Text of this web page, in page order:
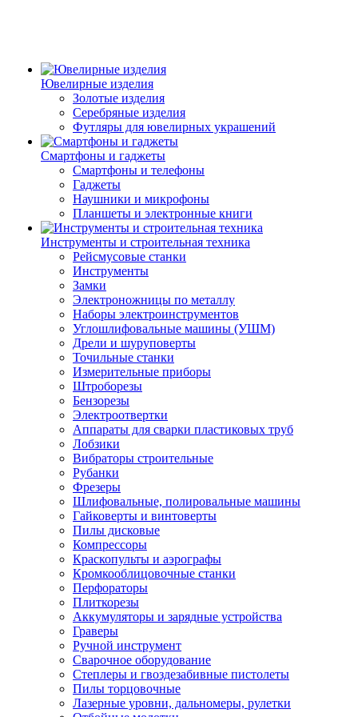
Ювелирные изделия
Золотые изделия
Серебряные изделия
Футляры для ювелирных украшений
Смартфоны и гаджеты
Смартфоны и телефоны
Гаджеты
Наушники и микрофоны
Планшеты и электронные книги
Инструменты и строительная техника
Рейсмусовые станки
Инструменты
Замки
Электроножницы по металлу
Наборы электроинструментов
Углошлифовальные машины (УШМ)
Дрели и шуруповерты
Точильные станки
Измерительные приборы
Штроборезы
Бензорезы
Электроотвертки
Аппараты для сварки пластиковых труб
Лобзики
Вибраторы строительные
Рубанки
Фрезеры
Шлифовальные, полировальные машины
Гайковерты и винтоверты
Пилы дисковые
Компрессоры
Краскопульты и аэрографы
Кромкооблицовочные станки
Перфораторы
Плиткорезы
Аккумуляторы и зарядные устройства
Граверы
Ручной инструмент
Сварочное оборудование
Степлеры и гвоздезабивные пистолеты
Пилы торцовочные
Лазерные уровни, дальномеры, рулетки